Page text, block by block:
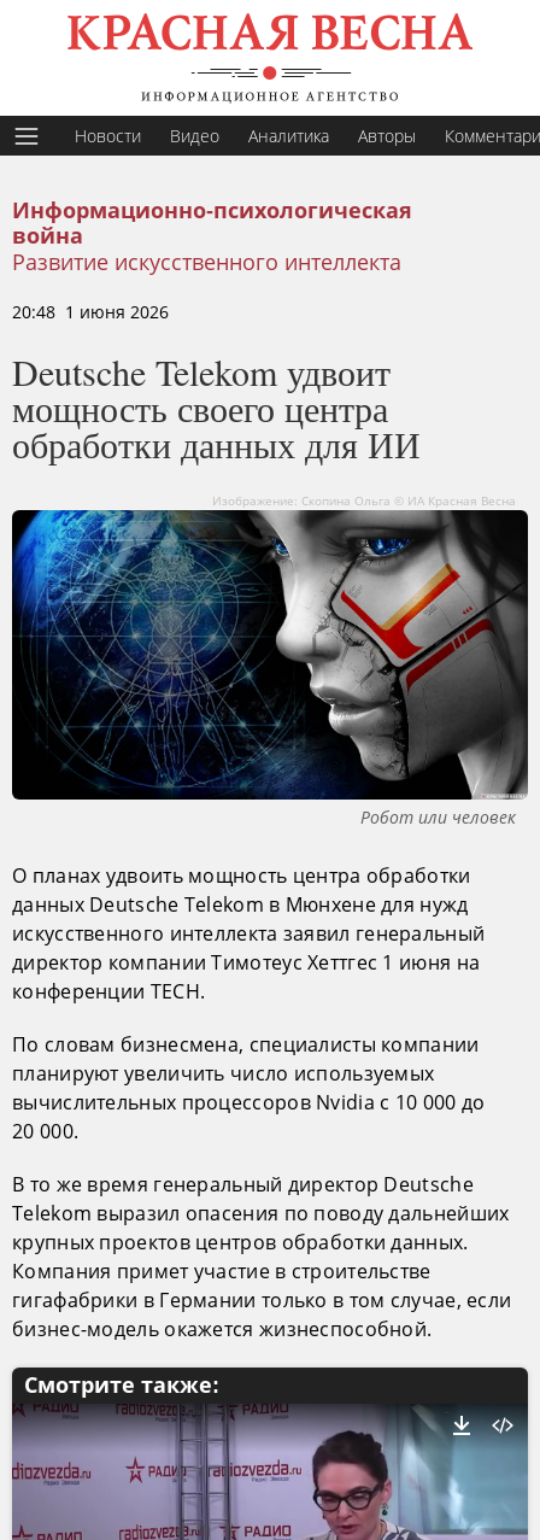
Новости Видео Аналитика Авторы
Информационно-психологическая
война
Развитие искусственного интеллекта
20:48 1 июня 2026
Deutsche Telekom удвоит
мощность своего центра
обработки данных для ИИ
Изображение: Скопина Ольга © ИА Красная Весна
Робот или человек
О планах удвоить мощность центра обработки
данных Deutsche Telekom в Мюнхене для нужд
искусственного интеллекта заявил генеральный
директор компании Тимотеус Хеттгес 1 июня на
конференции TECH.
По словам бизнесмена, специалисты компании
планируют увеличить число используемых
вычислительных процессоров Nvidia с 10 000 до
20 000.
В то же время генеральный директор Deutsche
Telekom выразил опасения по поводу дальнейших
крупных проектов центров обработки данных.
Компания примет участие в строительстве
гигафабрики в Германии только в том случае, если
бизнес-модель окажется жизнеспособной.
Смотрите также: